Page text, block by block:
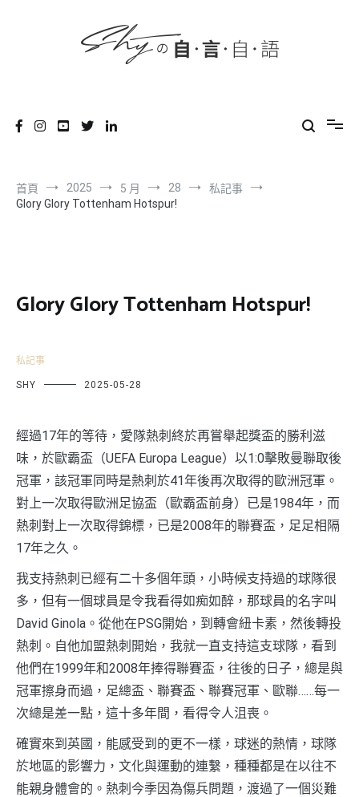
首頁 2025 5 月 28
私記事
Glory Glory Tottenham Hotspur!
Glory Glory Tottenham Hotspur!
私記事
SHY 2025-05-28
經過17年的等待，愛隊熱刺終於再嘗舉起獎盃的勝利滋
味，於歐霸盃（UEFA Europa League）以1:0擊敗曼聯取後
冠軍，該冠軍同時是熱刺於41年後再次取得的歐洲冠軍。
對上一次取得歐洲足協盃（歐霸盃前身）已是1984年，而
熱刺對上一次取得錦標，已是2008年的聯賽盃，足足相隔
17年之久。
我支持熱刺已經有二十多個年頭，小時候支持過的球隊很
多，但有一個球員是令我看得如痴如醉，那球員的名字叫
David Ginola。從他在PSG開始，到轉會紐卡素，然後轉投
熱刺。自他加盟熱刺開始，我就一直支持這支球隊，看到
他們在1999年和2008年捧得聯賽盃，往後的日子，總是與
冠軍擦身而過，足總盃、聯賽盃、聯賽冠軍、歐聯……每一
次總是差一點，這十多年間，看得令人沮喪。
確實來到英國，能感受到的更不一樣，球迷的熱情，球隊
於地區的影響力，文化與運動的連繫，種種都是在以往不
能親身體會的。熱刺今季因為傷兵問題，渡過了一個災難